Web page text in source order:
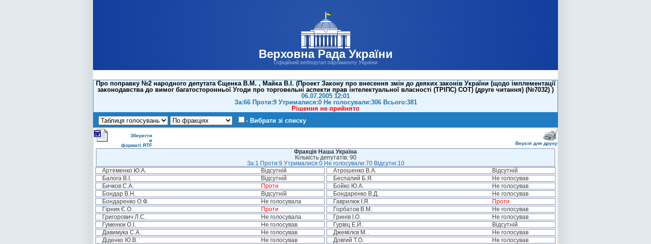
Верховна Рада України
Офіційний вебпортал парламенту України
Про поправку №2 народного депутата Єщенка В.М. , Майка В.І. (Проект Закону про внесення змін до деяких законів України (щодо імплементації
законодавства до вимог багатосторонньої Угоди про торговельні аспекти прав інтелектуальної власності (ТРІПС) СОТ) (друге читання) (№7032) )
06.07.2005 12:01
За:66 Проти:9 Утрималися:0 Не голосували:306 Всього:381
Рішення не прийнято
- Вибрати зі списку
Зберегти
в
форматі RTF
Версія для друку
Фракція Наша Україна
Кількість депутатів: 90
За:1 Проти:9 Утрималися:0 Не голосували:70 Відсутні:10
Артеменко Ю.А.
Відсутній Атрошенко В.А.
Відсутній
Балога В.І.
Відсутній Беспалий Б.Я.
Не голосував
Бичков С.А.
Проти Бойко Ю.А.
Не голосував
Бондар В.Н.
Відсутній Бондаренко В.Д.
Не голосував
Бондаренко О.Ф.
Не голосувала Гаврилюк І.Я.
Проти
Гірник Є.О.
Проти Горбатов В.М.
Не голосував
Григорович Л.С.
Не голосувала Гринів І.О.
Не голосував
Гуменюк О.І.
Не голосував Гурвіц Е.Й.
Відсутній
Давимука С.А.
Не голосував Джемілєв М. .
Не голосував
Діденко Ю.В.
Не голосував Довгий Т.О.
Не голосував